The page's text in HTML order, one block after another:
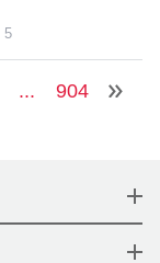
5
... 904